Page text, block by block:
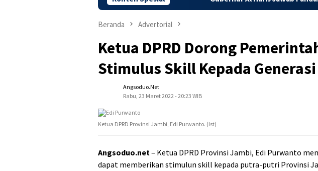
Beranda Advertorial
Ketua DPRD Dorong
Stimulus Skill Kepada
Angsoduo.net
Rabu, 23 Maret 2022 - 20:23 WIB
Ketua DPRD Provinsi Jambi, Edi Purwanto. (Ist)
Angsoduo.net– Ketua DPRD Provinsi Jambi, Edi Purwanto
dapat memberikan stimulun skill kepada putra-putri Provinsi